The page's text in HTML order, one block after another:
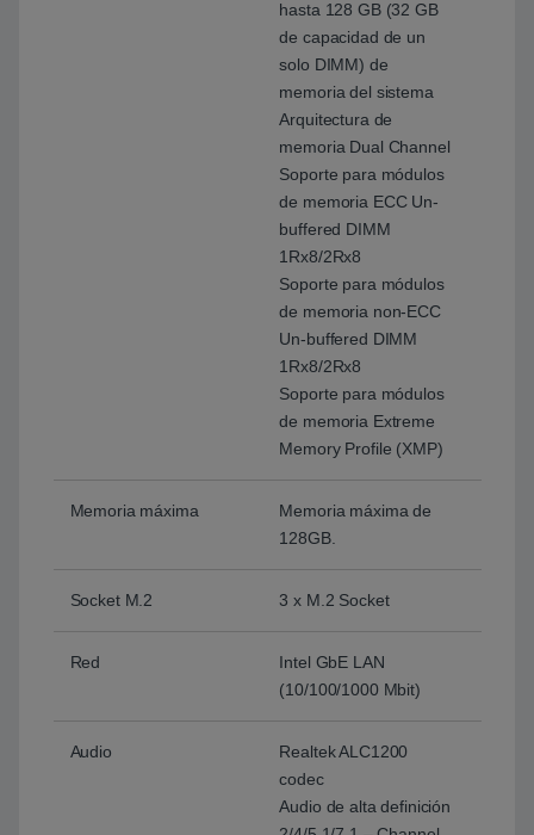
hasta 128 GB (32 GB
de capacidad de un
solo DIMM) de
memoria del sistema
Arquitectura de
memoria Dual Channel
Soporte para módulos
de memoria ECC Un-
buffered DIMM
1Rx8/2Rx8
Soporte para módulos
de memoria non-ECC
Un-buffered DIMM
1Rx8/2Rx8
Soporte para módulos
de memoria Extreme
Memory Profile (XMP)
Memoria máxima
Memoria máxima de
128GB.
Socket M.2 3 x M.2 Socket
Red
Intel GbE LAN
(10/100/1000 Mbit)
Audio
Realtek ALC1200
codec
Audio de alta definición